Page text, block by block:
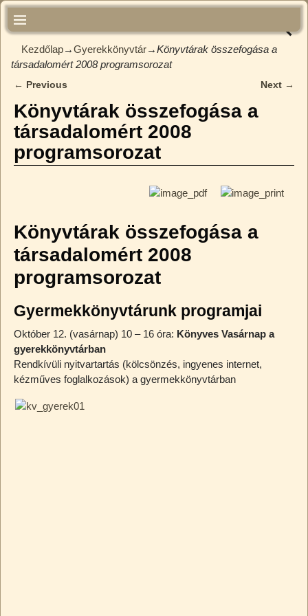
Kezdőlap→Gyerekkönyvtár→Könyvtárak összefogása a
társadalomért 2008 programsorozat
← Previous Next →
Könyvtárak összefogása a
társadalomért 2008
programsorozat
Könyvtárak összefogása a
társadalomért 2008
programsorozat
Gyermekkönyvtárunk programjai
Október 12. (vasárnap) 10 – 16 óra: Könyves Vasárnap a
gyerekkönyvtárban
Rendkívüli nyitvartartás (kölcsönzés, ingyenes internet,
kézműves foglalkozások) a gyermekkönyvtárban